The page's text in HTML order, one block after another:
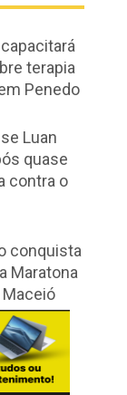
terapia
Penedo
Luan
quase
contra o
conquista
Maratona